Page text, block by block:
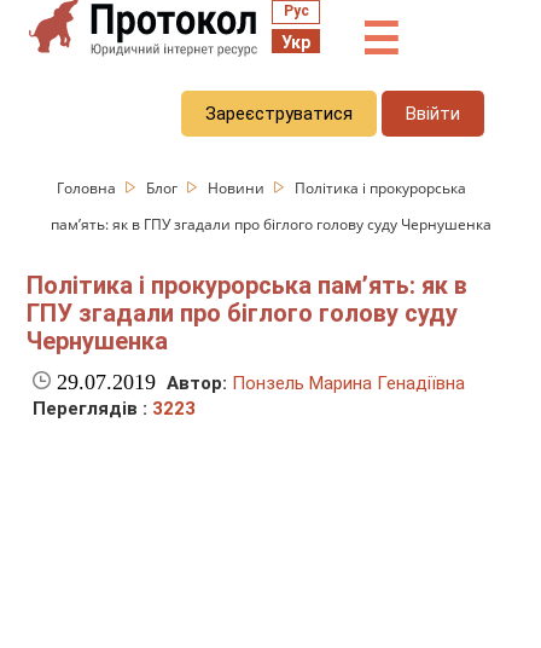
Рус
Укр ☰
Зареєструватися Ввійти
Головна Блог Новини
Політика і прокурорська
пам’ять: як в ГПУ згадали про біглого голову суду Чернушенка
Політика і прокурорська пам’ять: як в
ГПУ згадали про біглого голову суду
Чернушенка
29.07.2019 Автор: Понзель Марина Генадіївна
Переглядів : 3223